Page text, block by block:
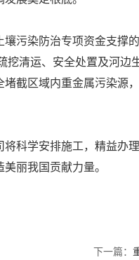
污染防治专项资金支撑
挖清运、安全处置及河边
截区域内重金属污染源
学安排施工，精益办理
丽我国贡献力量。
下一篇：